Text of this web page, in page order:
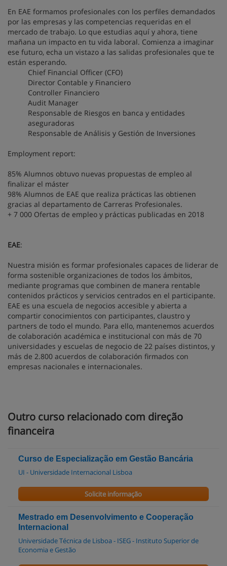
En EAE formamos profesionales con los perfiles demandados
por las empresas y las competencias requeridas en el
mercado de trabajo. Lo que estudias aquí y ahora, tiene
mañana un impacto en tu vida laboral. Comienza a imaginar
ese futuro, echa un vistazo a las salidas profesionales que te
están esperando.
Chief Financial Officer (CFO)
Director Contable y Financiero
Controller Financiero
Audit Manager
Responsable de Riesgos en banca y entidades
aseguradoras
Responsable de Análisis y Gestión de Inversiones
Employment report:
85% Alumnos obtuvo nuevas propuestas de empleo al
finalizar el máster
98% Alumnos de EAE que realiza prácticas las obtienen
gracias al departamento de Carreras Profesionales.
+ 7 000 Ofertas de empleo y prácticas publicadas en 2018
EAE:
Nuestra misión es formar profesionales capaces de liderar de
forma sostenible organizaciones de todos los ámbitos,
mediante programas que combinen de manera rentable
contenidos prácticos y servicios centrados en el participante.
EAE es una escuela de negocios accesible y abierta a
compartir conocimientos con participantes, claustro y
partners de todo el mundo. Para ello, mantenemos acuerdos
de colaboración académica e institucional con más de 70
universidades y escuelas de negocio de 22 países distintos, y
más de 2.800 acuerdos de colaboración firmados con
empresas nacionales e internacionales.
Outro curso relacionado com direção
financeira
Curso de Especialização em Gestão Bancária
UI - Universidade Internacional Lisboa
Solicite informação
Mestrado em Desenvolvimento e Cooperação
Internacional
Universidade Técnica de Lisboa - ISEG - Instituto Superior de
Economia e Gestão